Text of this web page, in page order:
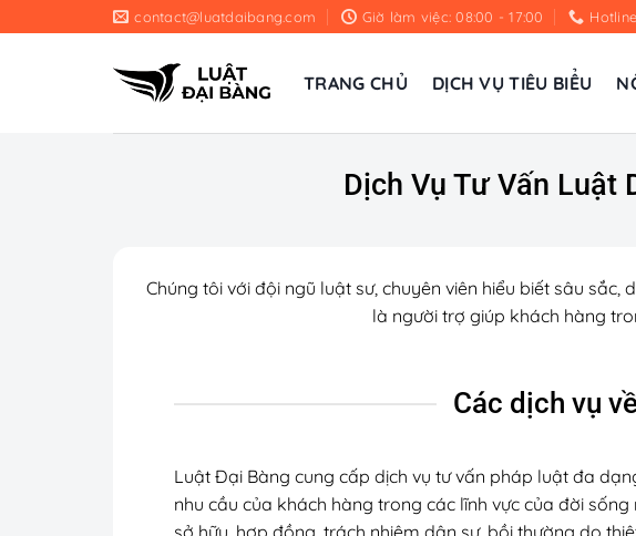
đến
contact@luatdaibang.com Giờ làm việc: 08:00 - 17:00
TRANG CHỦ DỊCH VỤ TIÊU BIỂU
Dịch Vụ Tư Vấn Luật
Chúng tôi với đội ngũ luật sư, chuyên viên hiểu biết sâu
là người trợ giúp khách hàng
Các dịch vụ
Luật Đại Bàng cung cấp dịch vụ tư vấn pháp luật đa
nhu cầu của khách hàng trong các lĩnh vực của đời sống